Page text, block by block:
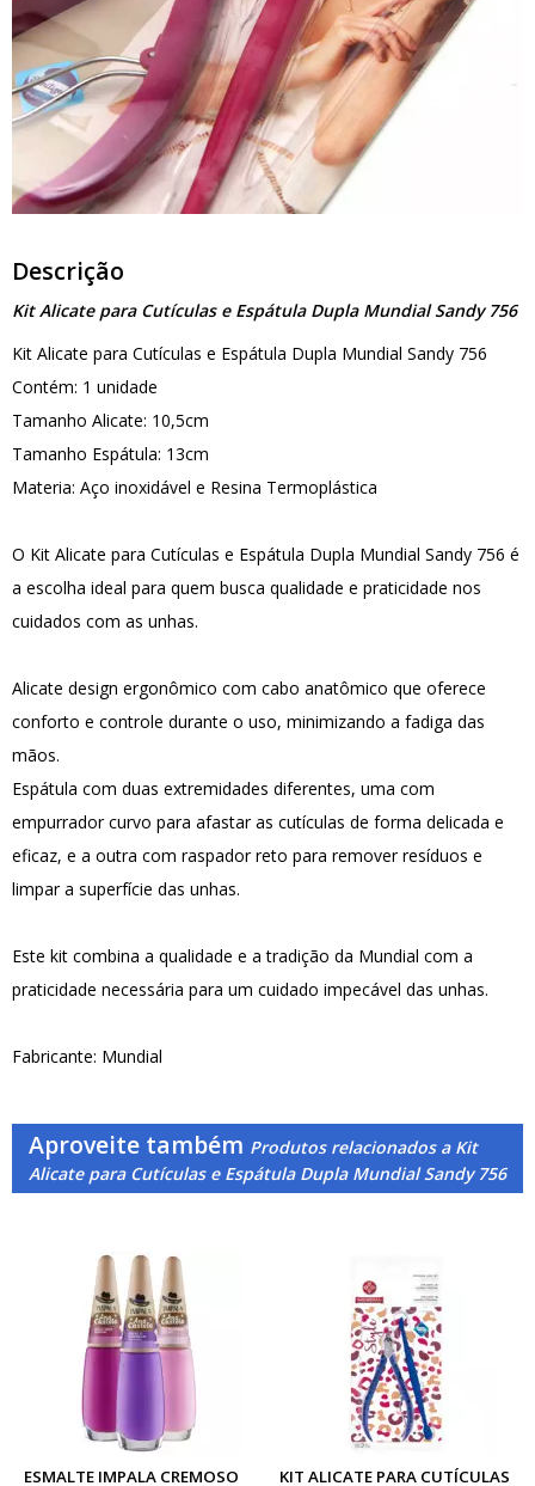
Descrição
Kit Alicate para Cutículas e Espátula Dupla Mundial Sandy 756
Kit Alicate para Cutículas e Espátula Dupla Mundial Sandy 756
Contém: 1 unidade
Tamanho Alicate: 10,5cm
Tamanho Espátula: 13cm
Materia: Aço inoxidável e Resina Termoplástica
O Kit Alicate para Cutículas e Espátula Dupla Mundial Sandy 756 é
a escolha ideal para quem busca qualidade e praticidade nos
cuidados com as unhas.
Alicate design ergonômico com cabo anatômico que oferece
conforto e controle durante o uso, minimizando a fadiga das
mãos.
Espátula com duas extremidades diferentes, uma com
empurrador curvo para afastar as cutículas de forma delicada e
eficaz, e a outra com raspador reto para remover resíduos e
limpar a superfície das unhas.
Este kit combina a qualidade e a tradição da Mundial com a
praticidade necessária para um cuidado impecável das unhas.
Fabricante: Mundial
Aproveite também Produtos relacionados a Kit
Alicate para Cutículas e Espátula Dupla Mundial Sandy 756
ESMALTE IMPALA CREMOSO KIT ALICATE PARA CUTÍCULAS